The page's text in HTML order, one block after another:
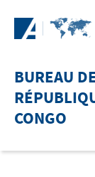
BUREAU
CONGO